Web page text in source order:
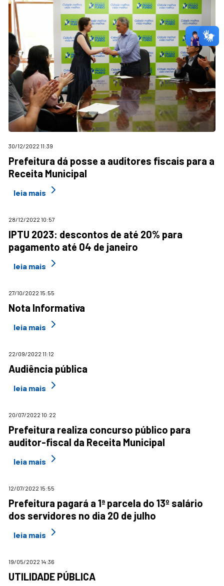
30/12/2022 11:39
Prefeitura dá posse a auditores fiscais para a
Receita Municipal
leia mais
28/12/2022 10:57
IPTU 2023: descontos de até 20% para
pagamento até 04 de janeiro
leia mais
27/10/2022 15:55
Nota Informativa
leia mais
22/09/2022 11:12
Audiência pública
leia mais
20/07/2022 10:22
Prefeitura realiza concurso público para
auditor-fiscal da Receita Municipal
leia mais
12/07/2022 15:55
Prefeitura pagará a 1ª parcela do 13º salário
dos servidores no dia 20 de julho
leia mais
19/05/2022 14:36
UTILIDADE PÚBLICA